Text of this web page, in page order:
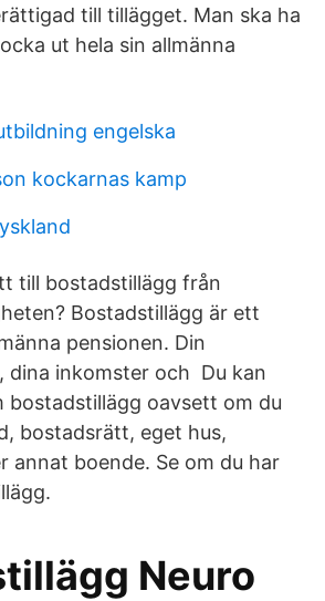
till tillägget. Man ska ha
ut hela sin allmänna
engelska
kockarnas kamp
till bostadstillägg från
Bostadstillägg är ett
pensionen. Din
dina inkomster och Du kan
bostadstillägg oavsett om du
bostadsrätt, eget hus,
annat boende. Se om du har
Neuro